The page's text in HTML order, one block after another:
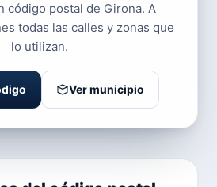
código postal de Girona. A
todas las calles y zonas que
lo utilizan.
Ver municipio